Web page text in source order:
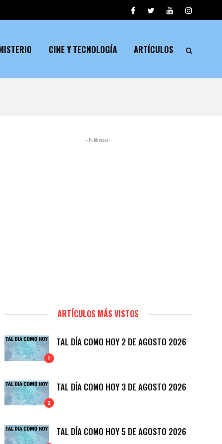
CINE Y TECNOLOGÍA ARTÍCULOS
- Publicidad -
ARTÍCULOS MÁS VISTOS
1
TAL DÍA COMO HOY 2 DE AGOSTO 2026
2
TAL DÍA COMO HOY 3 DE AGOSTO 2026
TAL DÍA COMO HOY 5 DE AGOSTO 2026